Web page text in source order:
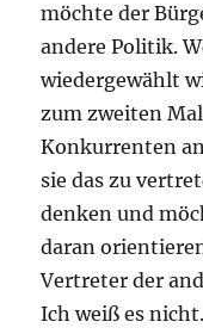
möchte der
andere Politik.
wiedergewählt
zum zweiten
Konkurrenten
sie das zu
denken und
daran
Vertreter der
Ich weiß es